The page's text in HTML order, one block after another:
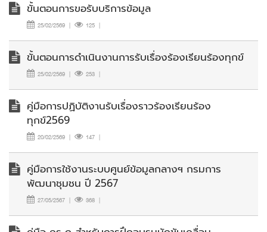
ขั้นตอนการขอรับบริการข้อมูล
25/02/2569 | 125 |
ขั้นตอนการดำเนินงานการรับเรื่องร้องเรียนร้องทุกข์
25/02/2569 | 253 |
คู่มือการปฏิบัติงานรับเรื่องราวร้องเรียนร้อง
ทุกข์2569
20/02/2569 | 147 |
คู่มือการใช้งานระบบศูนย์ข้อมูลกลางฯ กรมการ
พัฒนาชุมชน ปี 2567
27/05/2567 | 368 |